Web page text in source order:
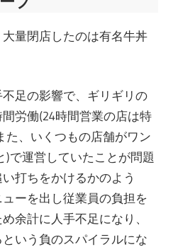
量閉店したのは有名牛丼
足の影響で、ギリギリの
労働(24時間営業の店は特
た、いくつもの店舗がワン
)で運営していたことが問題
打ちをかけるかのよう
ーを出し従業員の負担を
余計に人手不足になり、
いう負のスパイラルにな